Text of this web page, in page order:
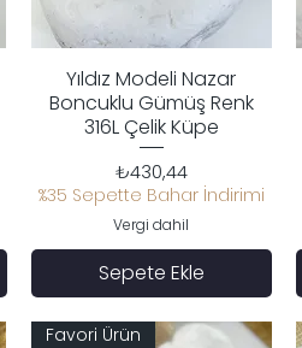
Hızlı Bakış
Yıldız Modeli Nazar
Boncuklu Gümüş Renk
316L Çelik Küpe
Fiyat
₺430,44
%35 Sepette Bahar İndirimi
Vergi dahil
Sepete Ekle
Favori Ürün